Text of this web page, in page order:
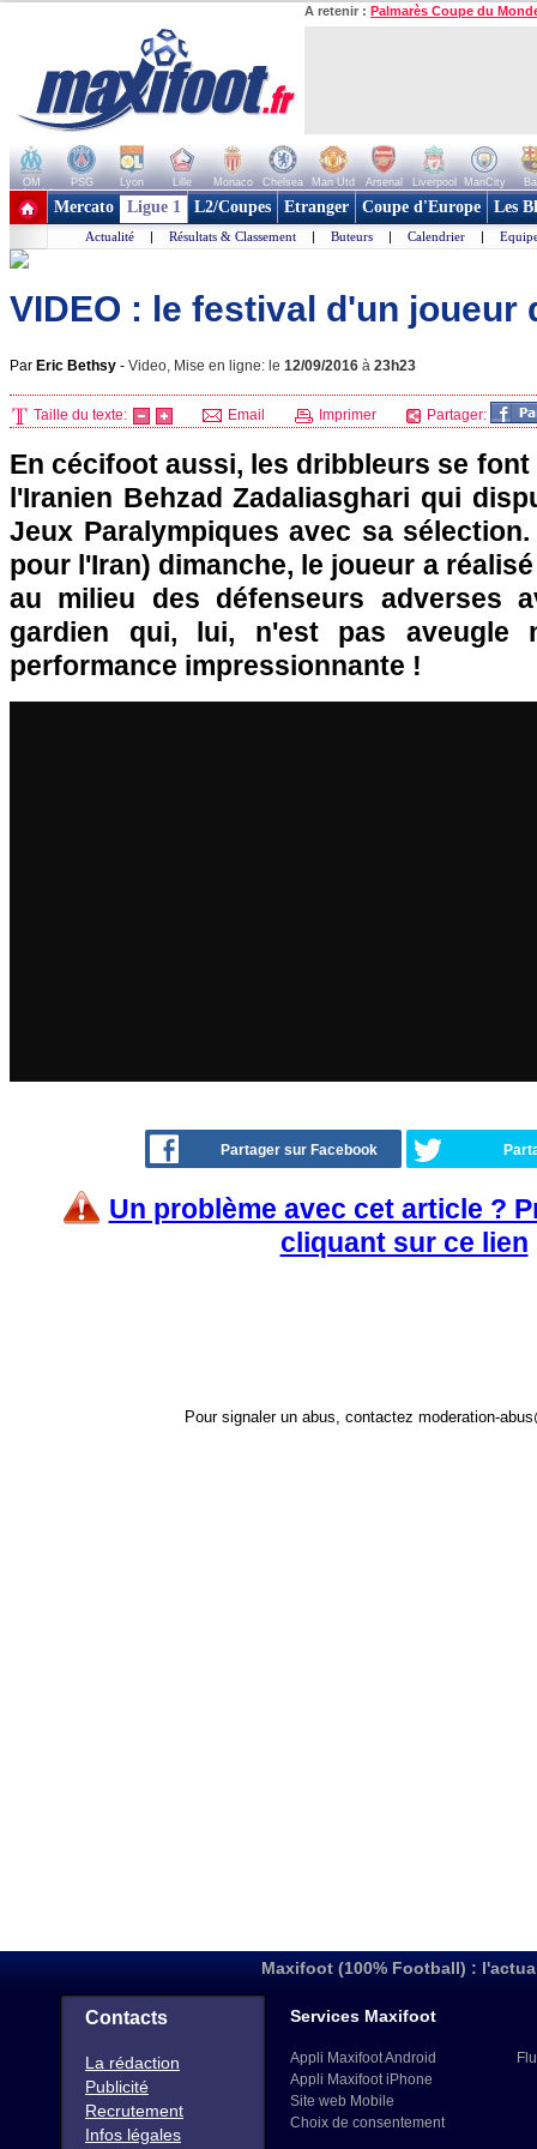
A retenir : Palmarès Coupe du
OM PSG Lyon Lille Monaco Chelsea Man Utd Arsenal Liverpool ManCity
+ de clubs
Mercato Ligue 1 L2/Coupes Etranger Coupe d'Europe Les
Actualité | Résultats & Classement | Buteurs | Calendrier |
VIDEO : le festival d'un joueur
Par Eric Bethsy - Video, Mise en ligne: le 12/09/2016 à 23h23
Taille du texte: Email Imprimer Partager:
En cécifoot aussi, les dribbleurs se
l'Iranien Behzad Zadaliasghari qui
Jeux Paralympiques avec sa
pour l'Iran) dimanche, le joueur a
au milieu des défenseurs adverses
gardien qui, lui, n'est pas aveugle
performance impressionnante !
Partager sur Facebook
Un problème avec cet article ?
cliquant sur ce lien
Pour signaler un abus, contactez moderation-
Maxifoot (100% Football) :
Contacts
La rédaction
Publicité
Recrutement
Infos légales
Services Maxifoot
Appli Maxifoot Android
Appli Maxifoot iPhone
Site web Mobile
Choix de consentement